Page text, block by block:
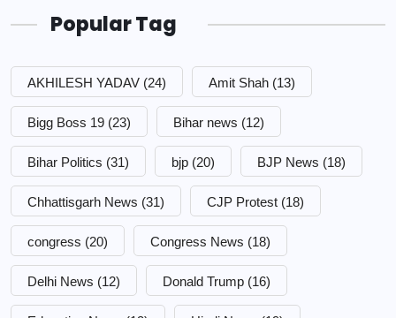
Popular Tag
AKHILESH YADAV (24) Amit Shah (13)
Bigg Boss 19 (23) Bihar news (12)
Bihar Politics (31) bjp (20) BJP News (18)
Chhattisgarh News (31) CJP Protest (18)
congress (20) Congress News (18)
Delhi News (12) Donald Trump (16)